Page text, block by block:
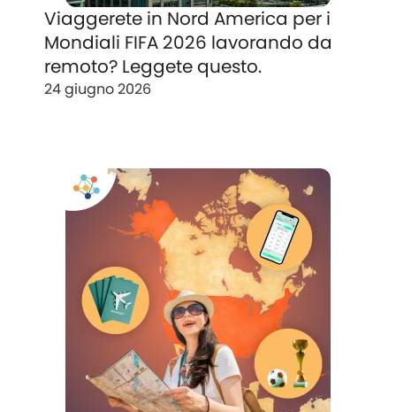
Viaggerete in Nord America per i
Mondiali FIFA 2026 lavorando da
remoto? Leggete questo.
24 giugno 2026